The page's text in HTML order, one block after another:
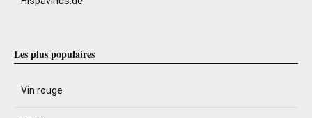
Les plus populaires
Vin rouge